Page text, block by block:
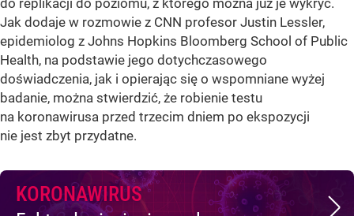
Jak dodaje w rozmowie z CNN profesor Justin Lessler,
epidemiolog z Johns Hopkins Bloomberg School of Public
Health, na podstawie jego dotychczasowego
doświadczenia, jak i opierając się o wspomniane wyżej
badanie, można stwierdzić, że robienie testu
na koronawirusa przed trzecim dniem po ekspozycji
nie jest zbyt przydatne.
KORONAWIRUS